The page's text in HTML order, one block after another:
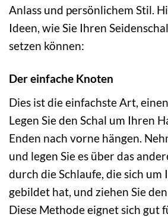
Anlass und persönlichem Stil.
Ideen, wie Sie Ihren
setzen können:
Der einfache Knoten
Dies ist die einfachste Art,
Legen Sie den Schal um Ihren
Enden nach vorne hängen.
und legen Sie es über das
durch die Schlaufe, die sich um
gebildet hat, und ziehen Sie
Diese Methode eignet sich gut